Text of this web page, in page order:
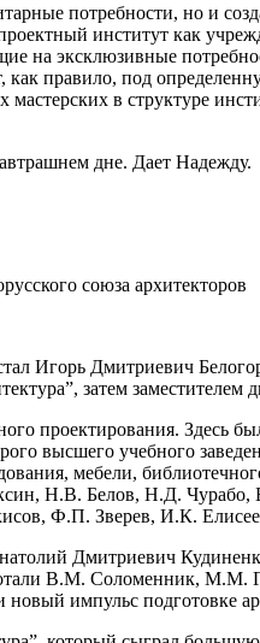
потребности, но и
институт как
на эксклюзивные
правило, под
в структуре
дне. Дает Надежду.
союза архитекторов
Игорь Дмитриевич
затем
проектирования. Здесь
высшего учебного
мебели,
Н.В. Белов, Н.Д.
Ф.П. Зверев, И.К.
Дмитриевич
В.М. Соломенник,
импульс подготовке